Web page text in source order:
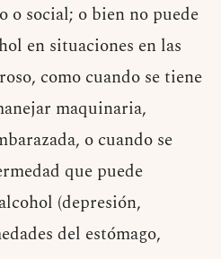
o social; o bien no puede
en situaciones en las
como cuando se tiene
maquinaria,
o cuando se
que puede
(depresión,
del estómago,